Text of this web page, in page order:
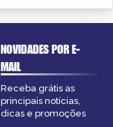
NOVIDADES POR E-
MAIL
Receba grátis as
principais notícias,
dicas e promoções